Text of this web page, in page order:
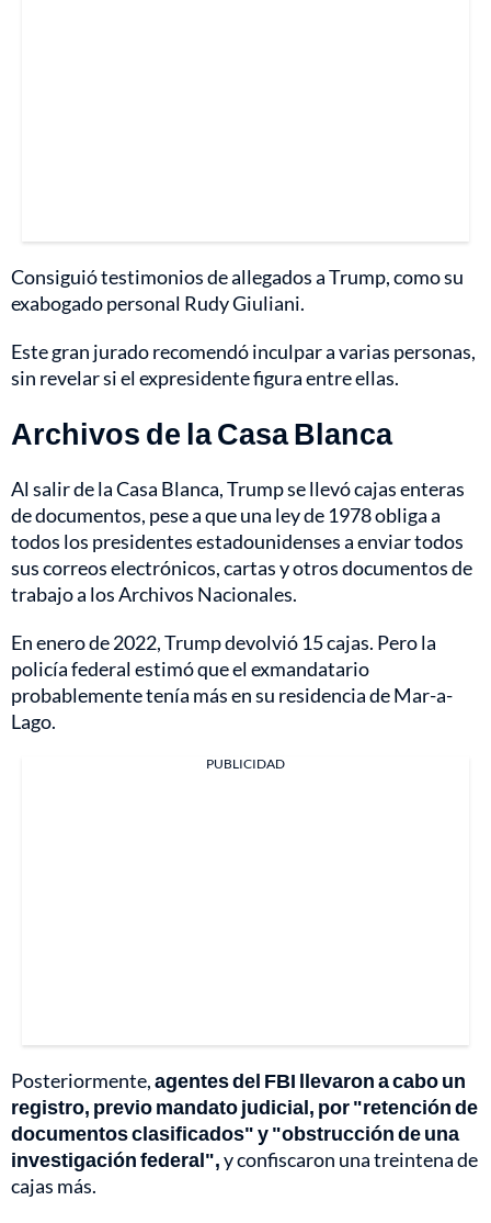
Consiguió testimonios de allegados a Trump, como su
exabogado personal Rudy Giuliani.
Este gran jurado recomendó inculpar a varias personas,
sin revelar si el expresidente figura entre ellas.
Archivos de la Casa Blanca
Al salir de la Casa Blanca, Trump se llevó cajas enteras
de documentos, pese a que una ley de 1978 obliga a
todos los presidentes estadounidenses a enviar todos
sus correos electrónicos, cartas y otros documentos de
trabajo a los Archivos Nacionales.
En enero de 2022, Trump devolvió 15 cajas. Pero la
policía federal estimó que el exmandatario
probablemente tenía más en su residencia de Mar-a-
Lago.
PUBLICIDAD
Posteriormente,agentes del FBI llevaron a cabo un
registro, previo mandato judicial, por "retención de
documentos clasificados" y "obstrucción de una
investigación federal",y confiscaron una treintena de
cajas más.